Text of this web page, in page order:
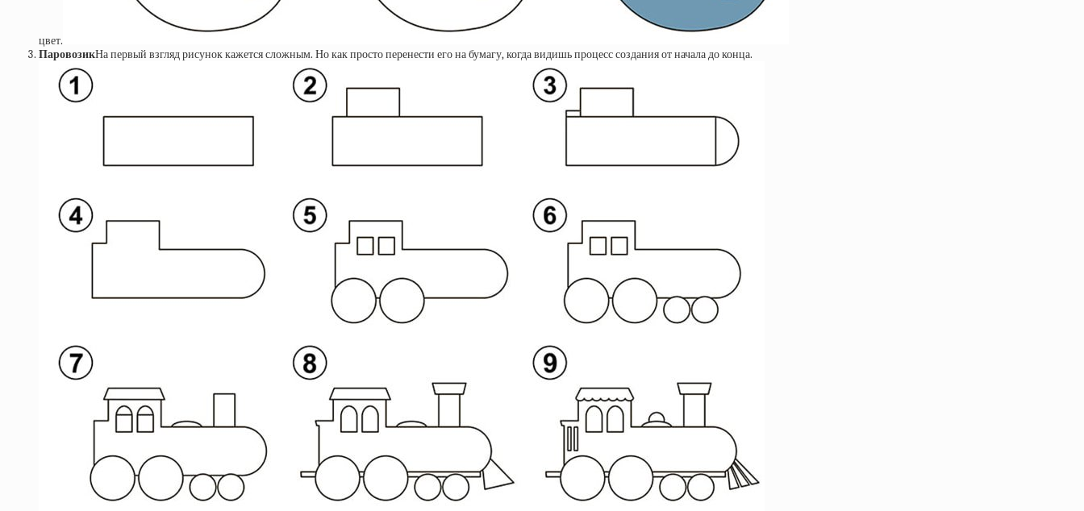
цвет.
ПаровозикНа первый взгляд рисунок кажется сложным. Но как просто перенести его на бумагу, когда видишь процесс создания от начала до конца.